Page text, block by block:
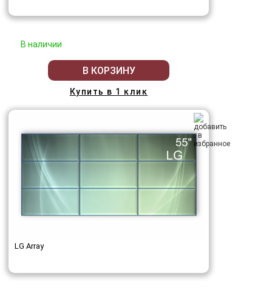
В наличии
В КОРЗИНУ
Купить в 1 клик
LG Array